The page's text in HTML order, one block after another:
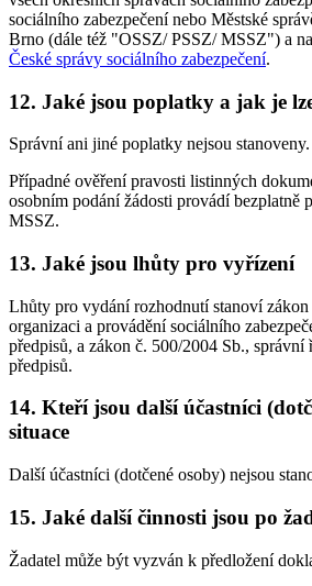
sociálního zabezpečení nebo Městské
Brno (dále též "OSSZ/ PSSZ/ MSSZ") a na
České správy sociálního zabezpečení.
12. Jaké jsou poplatky a jak je
Správní ani jiné poplatky nejsou stanoveny.
Případné ověření pravosti listinných
osobním podání žádosti provádí bezplatně
MSSZ.
13. Jaké jsou lhůty pro vyřízení
Lhůty pro vydání rozhodnutí stanoví
organizaci a provádění sociálního
předpisů, a zákon č. 500/2004 Sb., správní
předpisů.
14. Kteří jsou další účastníci
situace
Další účastníci (dotčené osoby) nejsou
15. Jaké další činnosti jsou po
Žadatel může být vyzván k předložení